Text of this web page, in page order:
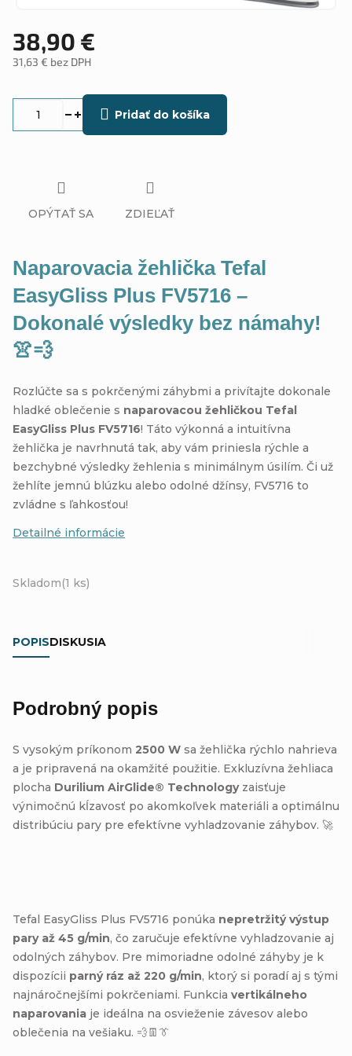
38,90 €
31,63 € bez DPH
Skladom(1 ks)
Pridať do košíka
Naparovacia žehlička Tefal
EasyGliss Plus FV5716 –
Dokonalé výsledky bez námahy!
👚💨
Rozlúčte sa s pokrčenými záhybmi a privítajte dokonale
hladké oblečenie s naparovacou žehličkou Tefal
EasyGliss Plus FV5716! Táto výkonná a intuitívna
žehlička je navrhnutá tak, aby vám priniesla rýchle a
bezchybné výsledky žehlenia s minimálnym úsilím. Či už
žehlíte jemnú blúzku alebo odolné džínsy, FV5716 to
zvládne s ľahkosťou!
Detailné informácie
OPÝTAŤ SA ZDIEĽAŤ
POPISDISKUSIA
Podrobný popis
S vysokým príkonom 2500 W sa žehlička rýchlo nahrieva
a je pripravená na okamžité použitie. Exkluzívna žehliaca
plocha Durilium AirGlide® Technologyzaisťuje
výnimočnú kĺzavosť po akomkoľvek materiáli a optimálnu
distribúciu pary pre efektívne vyhladzovanie záhybov. 🚀
Tefal EasyGliss Plus FV5716 ponúka nepretržitý výstup
pary až 45 g/min, čo zaručuje efektívne vyhladzovanie aj
odolných záhybov. Pre mimoriadne odolné záhyby je k
dispozícii parný ráz až 220 g/min, ktorý si poradí aj s tými
najnáročnejšími pokrčeniami. Funkcia vertikálneho
naparovania je ideálna na osvieženie závesov alebo
oblečenia na vešiaku. 💨👖👔